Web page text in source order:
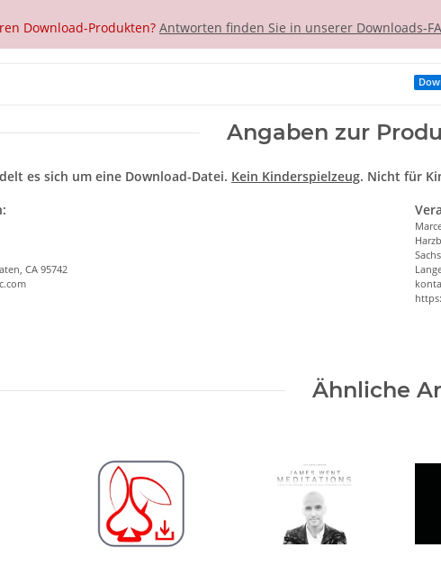
Download-Produkten? Antworten finden Sie in unserer Downloads-
Angaben zur
es sich um eine Download-Datei. Kein Kinderspielzeug. Nicht für
CA 95742
Ähnliche